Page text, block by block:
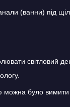
(ванни) під
світловий
можна було